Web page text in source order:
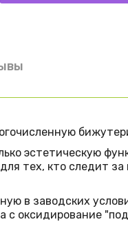
эстетическую
тех, кто следит
в заводских
с оксидирование